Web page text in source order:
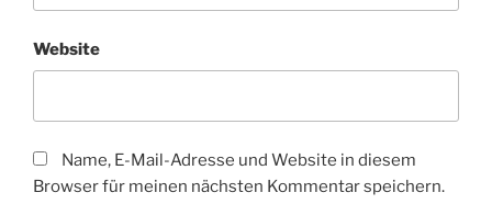
Website
Name, E-Mail-Adresse und Website in diesem
Browser für meinen nächsten Kommentar speichern.